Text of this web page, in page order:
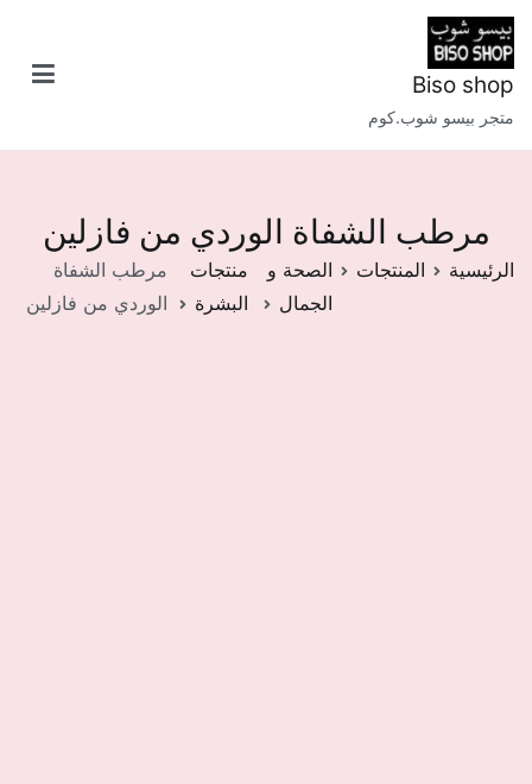
تخطى
إلى
المحتوى
Biso shop
متجر بيسو شوب.كوم
مرطب الشفاة الوردي من فازلين
الرئيسية المنتجات
الصحة و
الجمال
منتجات
البشرة
مرطب الشفاة
الوردي من فازلين